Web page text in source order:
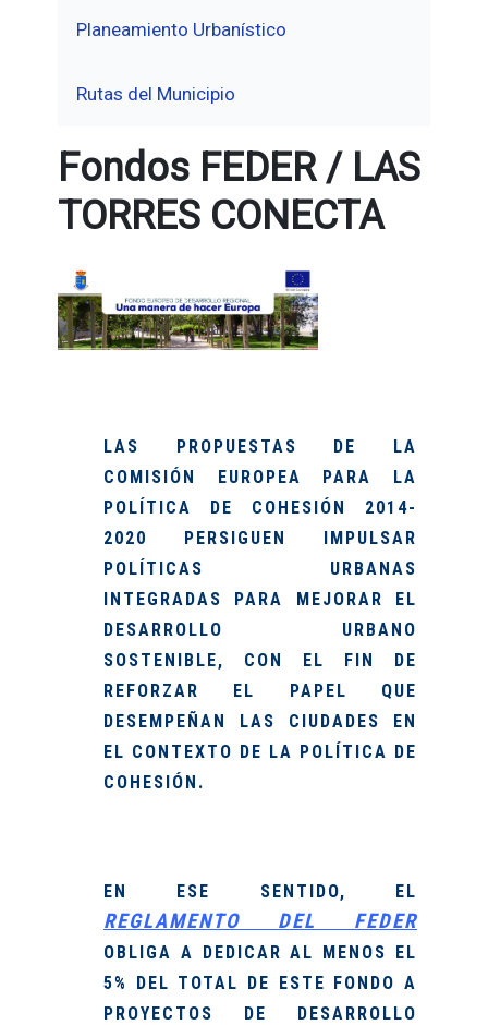
Planeamiento Urbanístico
Rutas del Municipio
Fondos FEDER / LAS
TORRES CONECTA
LAS PROPUESTAS DE LA
COMISIÓN EUROPEA PARA LA
POLÍTICA DE COHESIÓN 2014-
2020 PERSIGUEN IMPULSAR
POLÍTICAS URBANAS
INTEGRADAS
PARA MEJORAR EL
DESARROLLO URBANO
SOSTENIBLE, CON EL FIN DE
REFORZAR EL PAPEL QUE
DESEMPEÑAN LAS CIUDADES EN
EL CONTEXTO DE LA POLÍTICA DE
COHESIÓN.
EN ESE SENTIDO, EL
REGLAMENTO DEL FEDER
OBLIGA A DEDICAR AL MENOS EL
5% DEL TOTAL DE ESTE FONDO A
PROYECTOS DE DESARROLLO